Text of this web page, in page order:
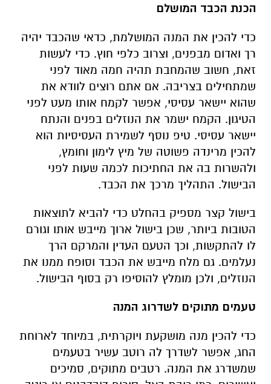
הכנת הכבד המושלם
כדי להכין את המנה המושלמת, כדאי שהכבד יהיה
רך ואדום מבפנים, וצרוב כלפי חוץ. כדי לעשות
זאת, חשוב שהמחבת תהיה חמה מאוד לפני
שמתחילים בצריבה. אם אתם רוצים לוודא את
שהוא יישאר עסיסי, אפשר לקמח אותו מעט לפני
הטיגון. הקמח ישמר את הנוזלים בפנים והנתח
יישאר עסיסי. טיפ נוסף לשמירת העסיסיות הוא
להכין מרינדה פשוטה של מיץ לימון וחומץ,
ולהשרות בה את החתיכות לכמה שעות לפני
הבישול. התהליך מרכך את הכבד.
בישול קצר מספיק בהחלט כדי להביא לתוצאות
הטובות ביותר, שכן בישול ארוך מייבש אותו וגורם
לו להתקשות, וכך הטעם העדין והמרקם הרך
נעלמים. גם מלח מייבש את הכבד וסופח ממנו את
הנוזלים, ולכן מומלץ להוסיפו רק בסוף הבישול.
טעמים מתוקים לשדרוג המנה
כדי להכין מנה מושקעת ויוקרתית, במיוחד לארוחת
החג, אפשר לשדרך לה רוטב עשיר בטעמים
שמשדרג את המנה. רטבים מתוקים, סמיכים